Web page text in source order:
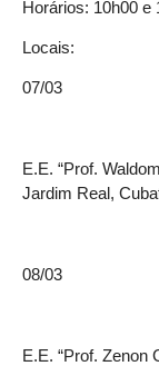
Horários: 10h00 e
Locais:
07/03
E.E. “Prof.
Jardim Real,
08/03
E.E. “Prof. Zenon